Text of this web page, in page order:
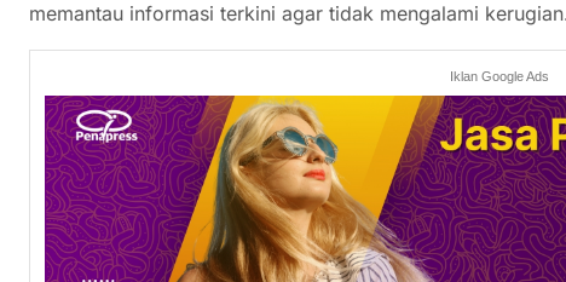
memantau informasi terkini agar tidak mengalami
Iklan Google Ads